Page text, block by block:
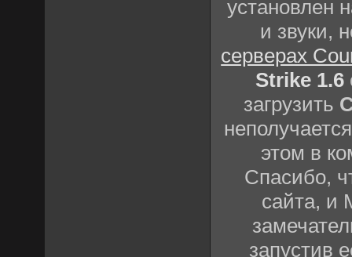
установлен
и звуки,
серверах
Strike 1.6
загрузить
этом в
Спасибо,
сайта, и
запустив